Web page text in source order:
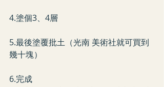
4.塗個3、4層
5.最後塗覆批土（光南 美術社就可買到
幾十塊）
6.完成